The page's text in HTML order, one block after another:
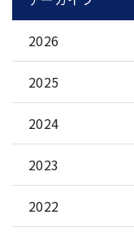
2026
2025
2024
2023
2022